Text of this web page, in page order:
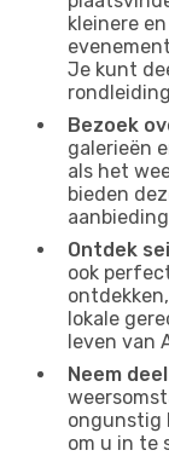
kleinere
Je kunt
Bezoek
galerieën
als het
bieden
Ontdek
ook
lokale
leven van
Neem
ongunstig
om u in te